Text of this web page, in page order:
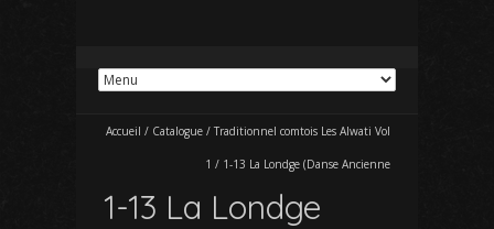
Accueil / Catalogue / Traditionnel comtois Les Alwati Vol
1 / 1-13 La Londge (Danse Ancienne
1-13 La Londge